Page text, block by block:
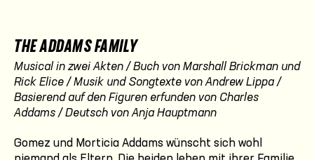
THE ADDAMS FAMILY
Musical in zwei Akten / Buch von Marshall Brickman und
Rick Elice / Musik und Songtexte von Andrew Lippa /
Basierend auf den Figuren erfunden von Charles
Addams / Deutsch von Anja Hauptmann
Gomez und Morticia Addams wünscht sich wohl